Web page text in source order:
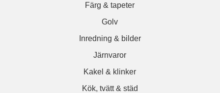
Färg & tapeter
Golv
Inredning & bilder
Järnvaror
Kakel & klinker
Kök, tvätt & städ